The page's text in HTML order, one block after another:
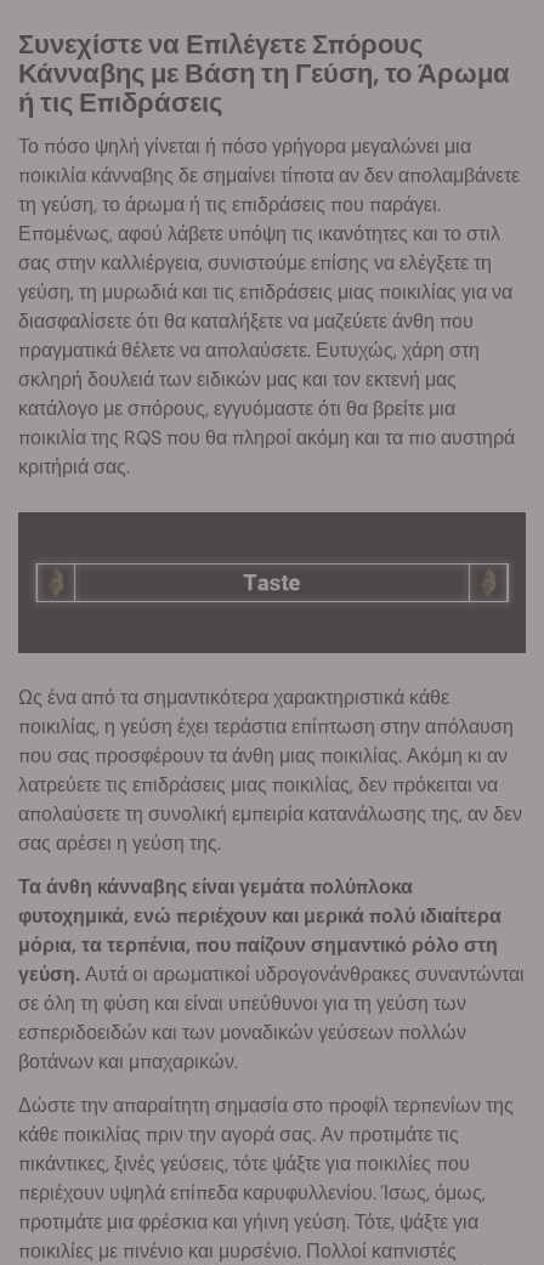
Συνεχίστε να Επιλέγετε Σπόρους
Κάνναβης με Βάση τη Γεύση, το Άρωμα
ή τις Επιδράσεις
Το πόσο ψηλή γίνεται ή πόσο γρήγορα μεγαλώνει μια
ποικιλία κάνναβης δε σημαίνει τίποτα αν δεν απολαμβάνετε
τη γεύση, το άρωμα ή τις επιδράσεις που παράγει.
Επομένως, αφού λάβετε υπόψη τις ικανότητες και το στιλ
σας στην καλλιέργεια, συνιστούμε επίσης να ελέγξετε τη
γεύση, τη μυρωδιά και τις επιδράσεις μιας ποικιλίας για να
διασφαλίσετε ότι θα καταλήξετε να μαζεύετε άνθη που
πραγματικά θέλετε να απολαύσετε. Ευτυχώς, χάρη στη
σκληρή δουλειά των ειδικών μας και τον εκτενή μας
κατάλογο με σπόρους, εγγυόμαστε ότι θα βρείτε μια
ποικιλία της RQS που θα πληροί ακόμη και τα πιο αυστηρά
κριτήριά σας.
Ως ένα από τα σημαντικότερα χαρακτηριστικά κάθε
ποικιλίας, η γεύση έχει τεράστια επίπτωση στην απόλαυση
που σας προσφέρουν τα άνθη μιας ποικιλίας. Ακόμη κι αν
λατρεύετε τις επιδράσεις μιας ποικιλίας, δεν πρόκειται να
απολαύσετε τη συνολική εμπειρία κατανάλωσης της, αν δεν
σας αρέσει η γεύση της.
Τα άνθη κάνναβης είναι γεμάτα πολύπλοκα
φυτοχημικά, ενώ περιέχουν και μερικά πολύ ιδιαίτερα
μόρια, τα τερπένια, που παίζουν σημαντικό ρόλο στη
γεύση. Αυτά οι αρωματικοί υδρογονάνθρακες συναντώνται
σε όλη τη φύση και είναι υπεύθυνοι για τη γεύση των
εσπεριδοειδών και των μοναδικών γεύσεων πολλών
βοτάνων και μπαχαρικών.
Δώστε την απαραίτητη σημασία στο προφίλ τερπενίων της
κάθε ποικιλίας πριν την αγορά σας. Αν προτιμάτε τις
πικάντικες, ξινές γεύσεις, τότε ψάξτε για ποικιλίες που
περιέχουν υψηλά επίπεδα καρυφυλλενίου. Ίσως, όμως,
προτιμάτε μια φρέσκια και γήινη γεύση. Τότε, ψάξτε για
ποικιλίες με πινένιο και μυρσένιο. Πολλοί καπνιστές